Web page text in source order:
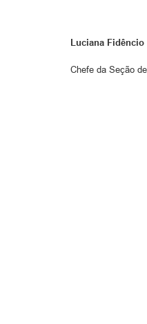
Luciana
Chefe da Seção